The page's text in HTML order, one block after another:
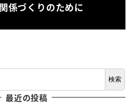
係づくりのために
検索
最近の投稿